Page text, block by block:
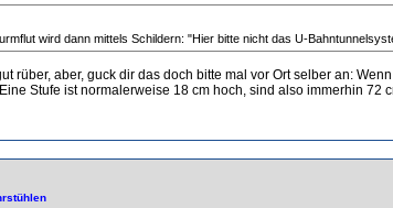
wird dann mittels Schildern: "Hier bitte nicht das U-
rüber, aber, guck dir das doch bitte mal vor Ort selber an:
Stufe ist normalerweise 18 cm hoch, sind also immerhin 72